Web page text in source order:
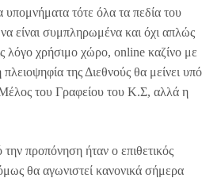
υπομνήματα τότε όλα τα πεδία του
είναι συμπληρωμένα και όχι απλώς
λόγο χρήσιμο χώρο, online καζίνο με
της Διεθνούς θα μείνει υπό
του Γραφείου του Κ.Σ, αλλά η
προπόνηση ήταν ο επιθετικός
θα αγωνιστεί κανονικά σήμερα